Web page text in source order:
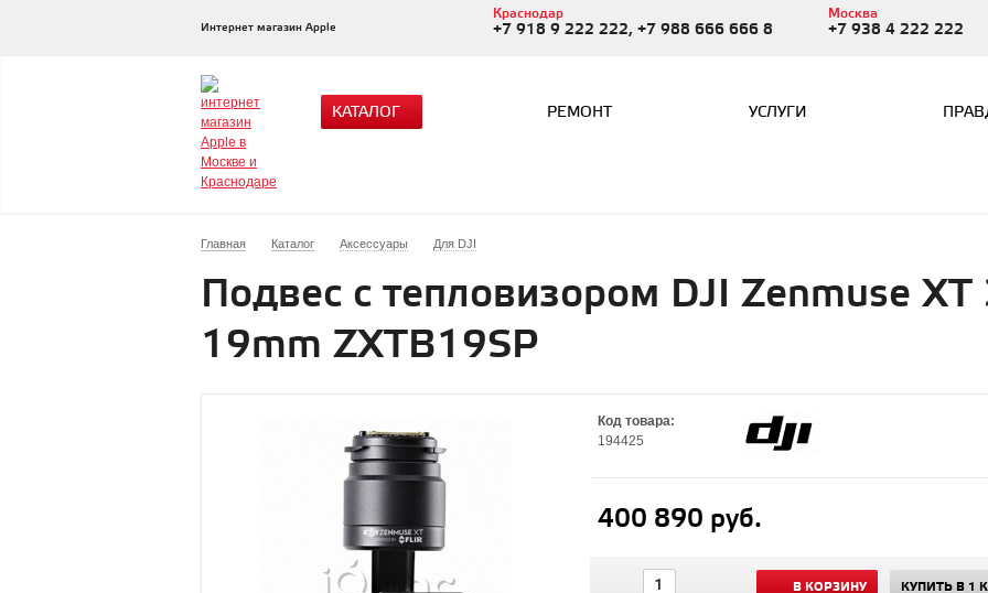
Интернет магазин Apple
Краснодар
+7 918 9 222 222, +7 988 666 666 8
Москва
+7 938 4 222 222
КАТАЛОГ РЕМОНТ УСЛУГИ
Главная Каталог Аксессуары Для DJI
Подвес с тепловизором DJI Zenmuse
19mm ZXTB19SP
Код товара:
194425
400 890 руб.
В КОРЗИНУ КУПИТЬ В 1